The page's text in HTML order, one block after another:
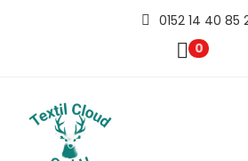
0152 14 40 85
0